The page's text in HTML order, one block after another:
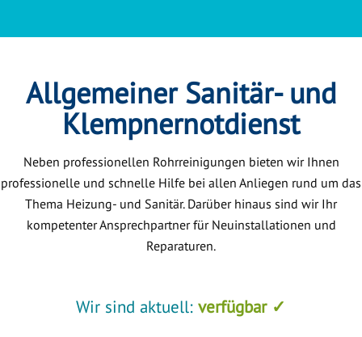
Allgemeiner Sanitär- und
Klempnernotdienst
Neben professionellen Rohrreinigungen bieten wir Ihnen
professionelle und schnelle Hilfe bei allen Anliegen rund um das
Thema Heizung- und Sanitär. Darüber hinaus sind wir Ihr
kompetenter Ansprechpartner für Neuinstallationen und
Reparaturen.
Wir sind aktuell: verfügbar ✓